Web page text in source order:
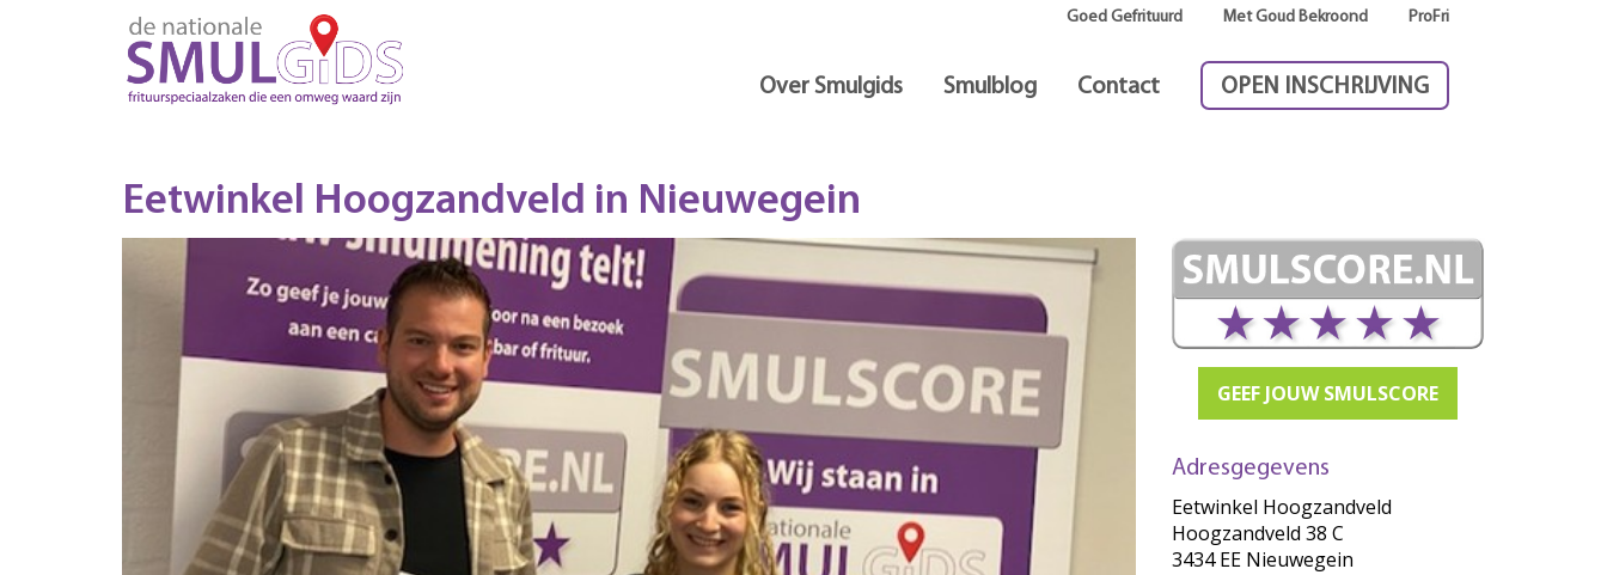
Goed Gefrituurd Met Goud Bekroond ProFri
Over Smulgids Smulblog Contact OPEN INSCHRIJVING
Eetwinkel Hoogzandveld in Nieuwegein
GEEF JOUW SMULSCORE
Adresgegevens
Eetwinkel Hoogzandveld
Hoogzandveld 38 C
3434 EE Nieuwegein